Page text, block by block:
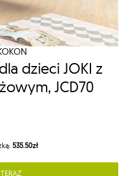
dzieci JOKI z
JCD70
535.50zł